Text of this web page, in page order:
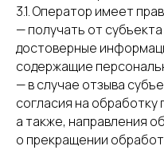
3.1. Оператор имеет
— получать от
достоверные
содержащие
— в случае отзыва
согласия на обработку
а также, направления
о прекращении